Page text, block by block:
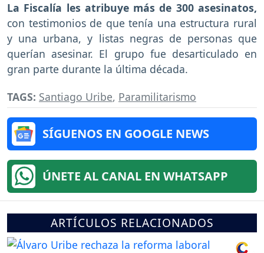
La Fiscalía les atribuye más de 300 asesinatos,
con testimonios de que tenía una estructura rural
y una urbana, y listas negras de personas que
querían asesinar. El grupo fue desarticulado en
gran parte durante la última década.
TAGS: Santiago Uribe, Paramilitarismo
SÍGUENOS EN GOOGLE NEWS
ÚNETE AL CANAL EN WHATSAPP
ARTÍCULOS RELACIONADOS